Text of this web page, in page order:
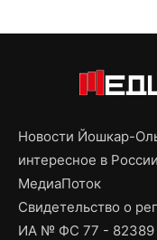
Новости Йошкар-
интересное в
МедиаПоток
Свидетельство о
ИА № ФС 77 - 82389